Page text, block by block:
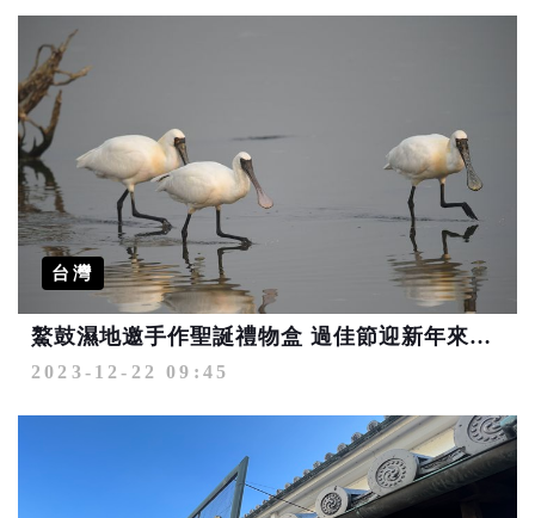
台灣
鰲鼓濕地邀手作聖誕禮物盒 過佳節迎新年來趟賞鳥生態之旅
2023-12-22 09:45